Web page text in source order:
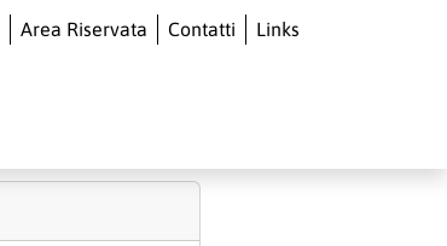
Area Riservata Contatti Links